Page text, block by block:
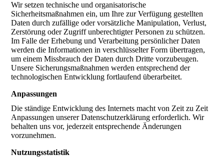
Wir setzen technische und organisatorische
Sicherheitsmaßnahmen ein, um Ihre zur Verfügung gestellten
Daten durch zufällige oder vorsätzliche Manipulation, Verlust,
Zerstörung oder Zugriff unberechtigter Personen zu schützen.
Im Falle der Erhebung und Verarbeitung persönlicher Daten
werden die Informationen in verschlüsselter Form übertragen,
um einem Missbrauch der Daten durch Dritte vorzubeugen.
Unsere Sicherungsmaßnahmen werden entsprechend der
technologischen Entwicklung fortlaufend überarbeitet.
Anpassungen
Die ständige Entwicklung des Internets macht von Zeit zu Zeit
Anpassungen unserer Datenschutzerklärung erforderlich. Wir
behalten uns vor, jederzeit entsprechende Änderungen
vorzunehmen.
Nutzungsstatistik